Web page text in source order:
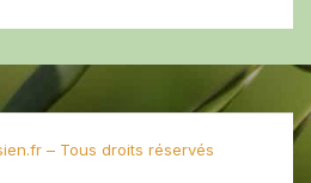
– Tous droits réservés